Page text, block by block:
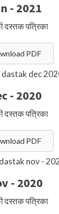
- 2021
दस्तक पत्रिका
PDF
- 2020
दस्तक पत्रिका
PDF
- 2020
दस्तक पत्रिका